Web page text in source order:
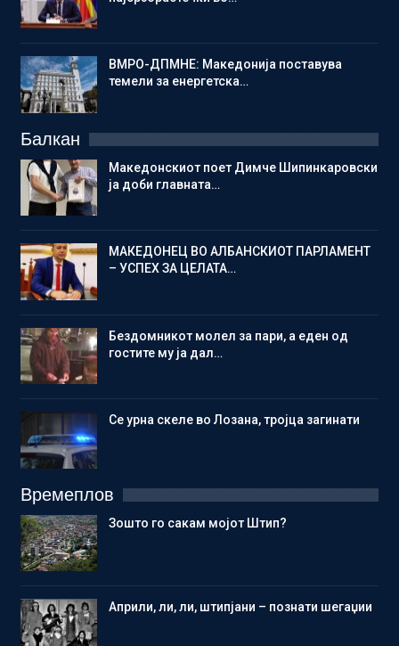
ВМРО-ДПМНЕ: Македонија поставува
темели за енергетска…
Балкан
Македонскиот поет Димче Шипинкаровски
ја доби главната…
МАКЕДОНЕЦ ВО АЛБАНСКИОТ ПАРЛАМЕНТ
– УСПЕХ ЗА ЦЕЛАТА…
Бездомникот молел за пари, а еден од
гостите му ја дал…
Се урна скеле во Лозана, тројца загинати
Времеплов
Зошто го сакам мојот Штип?
Aприли, ли, ли, штипјани – познати шегаџии